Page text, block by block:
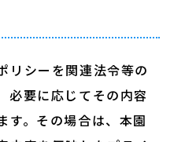
リシーを関連法令等の
必要に応じてその内容
す。その場合は、本園